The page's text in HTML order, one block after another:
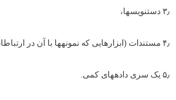
۳٫ دست­نویس­ها،
۴٫ مستندات (ابزارهایی که نمونه­ها با آن در ارتباط­اند)، و
۵٫ یک سری داده­های کمی.